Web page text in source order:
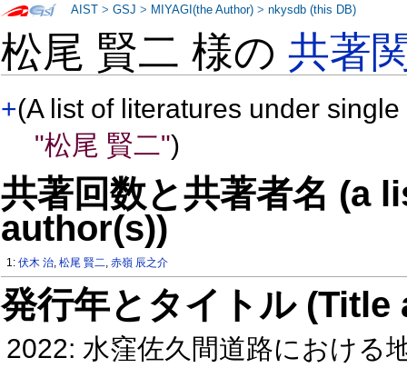
松尾 賢二 様の共著
+(A list of literatures under
"松尾 賢二")
共著回数と共著者名 (a
author(s))
1:伏木 治,松尾 賢二,赤嶺 辰之介
発行年とタイトル
2022: 水窪佐久間道路における
AIST >GSJ > MIYAGI(the Author) >nkysdb (this DB)